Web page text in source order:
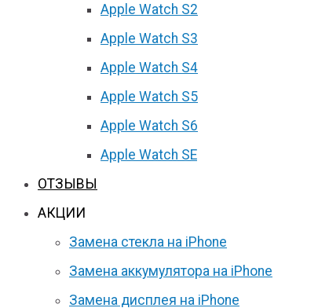
Apple Watch S2
Apple Watch S3
Apple Watch S4
Apple Watch S5
Apple Watch S6
Apple Watch SE
ОТЗЫВЫ
АКЦИИ
Замена стекла на iPhone
Замена аккумулятора на iPhone
Замена дисплея на iPhone